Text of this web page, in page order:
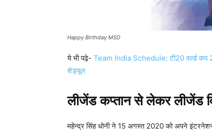
Happy Birthday MSD
ये भी पढ़े- Team India Schedule: टी20 वर्ल्ड कप
शेड्यूल
लीजेंड कप्तान से लेकर लीजेंड
महेन्द्र सिंह धोनी ने 15 अगस्त 2020 को अपने